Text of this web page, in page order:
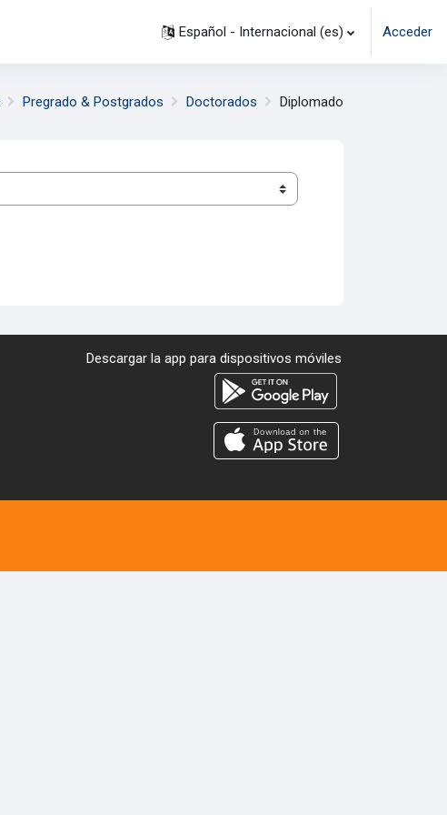
Español - Internacional ‎(es)‎ Acceder
Pregrado & Postgrados Doctorados Diplomado
Descargar la app para dispositivos móviles